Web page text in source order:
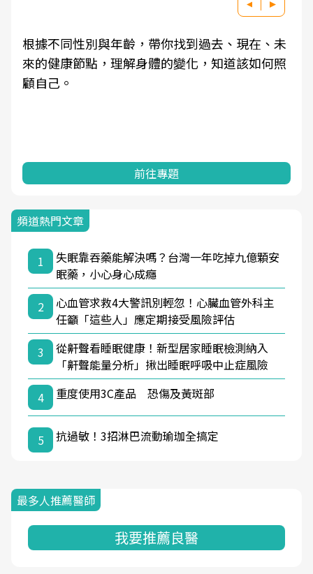
根據不同性別與年齡，帶你找到過去、現在、未
來的健康節點，理解身體的變化，知道該如何照
顧自己。
前往專題
頻道熱門文章
1
失眠靠吞藥能解決嗎？台灣一年吃掉九億顆安
眠藥，小心身心成癮
2
心血管求救4大警訊別輕忽！心臟血管外科主
任籲「這些人」應定期接受風險評估
3
從鼾聲看睡眠健康！新型居家睡眠檢測納入
「鼾聲能量分析」揪出睡眠呼吸中止症風險
4
重度使用3C產品 恐傷及黃斑部
5 抗過敏！3招淋巴流動瑜珈全搞定
最多人推薦醫師
我要推薦良醫